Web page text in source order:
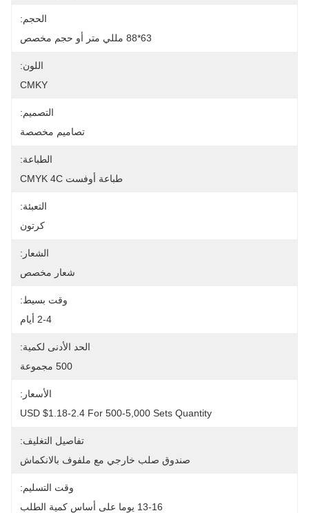
الحجم:
63*88 مللي متر أو حجم مخصص
اللون:
CMKY
التصميم:
تصاميم مخصصة
الطباعة:
طباعة أوفست CMYK 4C
التعبئة:
كرتون
الشعار:
شعار مخصص
وقت بسيط:
2-4 أيام
الحد الأدنى لكمية:
500 مجموعة
الأسعار:
USD $1.18-2.4 For 500-5,000 Sets Quantity
تفاصيل التغليف:
صندوق صلب خارجي مع ملفوف بالانكماش
وقت التسليم:
13-16 يوما على أساس كمية الطلب